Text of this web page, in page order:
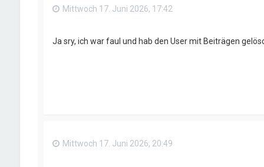
Mittwoch 17. Juni 2026, 17:42
Ja sry, ich war faul und hab den User mit Beiträgen
Mittwoch 17. Juni 2026, 20:49